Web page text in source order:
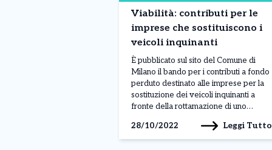
Viabilità: contributi per le
imprese che sostituiscono i
veicoli inquinanti
È pubblicato sul sito del Comune di
Milano il bando per i contributi a fondo
perduto destinato alle imprese per la
sostituzione dei veicoli inquinanti a
fronte della rottamazione di uno
milioni di euro che si aggiungono ai tre
milioni destinati ai residenti. Possono
28/10/2022 Leggi Tutto